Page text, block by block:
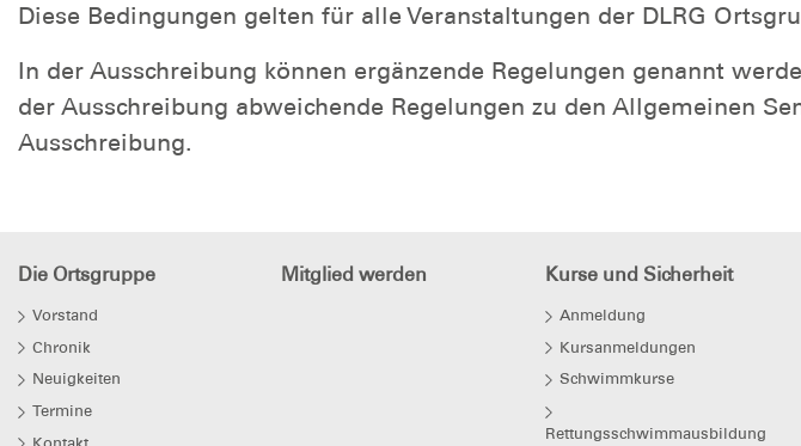
Diese Bedingungen gelten für alle Veranstaltungen der DLRG
In der Ausschreibung können ergänzende Regelungen genannt
der Ausschreibung abweichende Regelungen zu den Allgemeinen
Ausschreibung.
Die Ortsgruppe
Vorstand
Chronik
Neuigkeiten
Termine
Mitglied werden Kurse und Sicherheit
Anmeldung
Kursanmeldungen
Schwimmkurse
Rettungsschwimmausbildung